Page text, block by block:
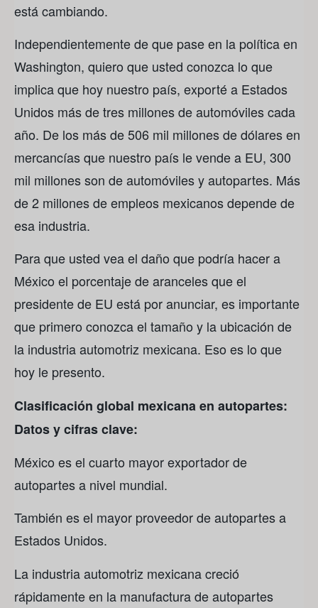
está cambiando.
Independientemente de que pase en la política en
Washington, quiero que usted conozca lo que
implica que hoy nuestro país, exporté a Estados
Unidos más de tres millones de automóviles cada
año. De los más de 506 mil millones de dólares en
mercancías que nuestro país le vende a EU, 300
mil millones son de automóviles y autopartes. Más
de 2 millones de empleos mexicanos depende de
esa industria.
Para que usted vea el daño que podría hacer a
México el porcentaje de aranceles que el
presidente de EU está por anunciar, es importante
que primero conozca el tamaño y la ubicación de
la industria automotriz mexicana. Eso es lo que
hoy le presento.
Clasificación global mexicana en autopartes:
Datos y cifras clave:
México es el cuarto mayor exportador de
autopartes a nivel mundial.
También es el mayor proveedor de autopartes a
Estados Unidos.
La industria automotriz mexicana creció
rápidamente en la manufactura de autopartes